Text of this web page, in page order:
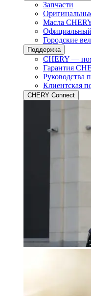
Запчасти
Масла
Официальный
Городские
Поддержка
CHERY —
Гарантия
Руководства
Клиентская
CHERY Connect